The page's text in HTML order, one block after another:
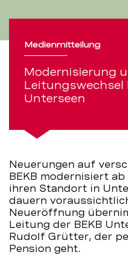
bei
der
BEKB
BCBE
de
service
Medienmitteilung
Modernisierung
Leitungswechsel
Unterseen
Neuerungen auf
BEKB modernisiert ab
ihren Standort in
dauern
Neueröffnung
Leitung der BEKB
Rudolf Grütter, der
Pension geht.